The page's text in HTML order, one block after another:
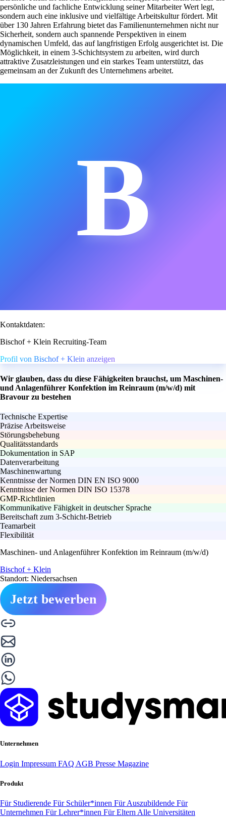
persönliche und fachliche Entwicklung seiner Mitarbeiter Wert legt,
sondern auch eine inklusive und vielfältige Arbeitskultur fördert. Mit
über 130 Jahren Erfahrung bietet das Familienunternehmen nicht nur
Sicherheit, sondern auch spannende Perspektiven in einem
dynamischen Umfeld, das auf langfristigen Erfolg ausgerichtet ist. Die
Möglichkeit, in einem 3-Schichtsystem zu arbeiten, wird durch
attraktive Zusatzleistungen und ein starkes Team unterstützt, das
gemeinsam an der Zukunft des Unternehmens arbeitet.
B
Kontaktdaten:
Bischof + Klein Recruiting-Team
Profil von Bischof + Klein anzeigen
Wir glauben, dass du diese Fähigkeiten brauchst, um Maschinen-
und Anlagenführer Konfektion im Reinraum (m/w/d) mit
Bravour zu bestehen
Technische Expertise
Präzise Arbeitsweise
Störungsbehebung
Qualitätsstandards
Dokumentation in SAP
Datenverarbeitung
Maschinenwartung
Kenntnisse der Normen DIN EN ISO 9000
Kenntnisse der Normen DIN ISO 15378
GMP-Richtlinien
Kommunikative Fähigkeit in deutscher Sprache
Bereitschaft zum 3-Schicht-Betrieb
Teamarbeit
Flexibilität
Maschinen- und Anlagenführer Konfektion im Reinraum (m/w/d)
Bischof + Klein
Standort: Niedersachsen
Jetzt bewerben
Unternehmen
Login Impressum FAQ AGB Presse Magazine
Produkt
Für Studierende Für Schüler*innen Für Auszubildende Für
Unternehmen Für Lehrer*innen Für Eltern Alle Universitäten